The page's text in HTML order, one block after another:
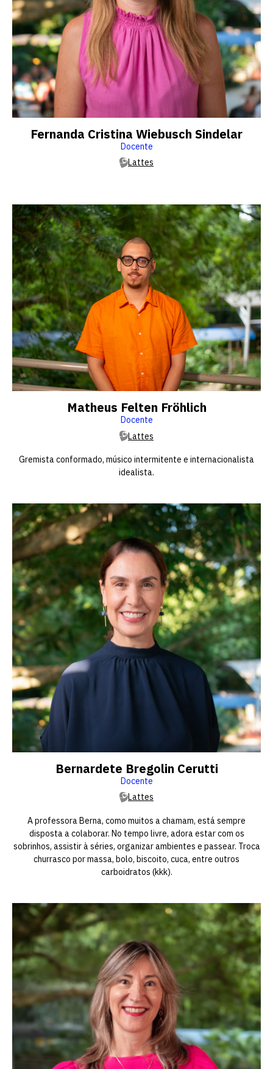
Fernanda Cristina Wiebusch Sindelar
Docente
Lattes
Matheus Felten Fröhlich
Docente
Lattes
Gremista conformado, músico intermitente e internacionalista
idealista.
Bernardete Bregolin Cerutti
Docente
Lattes
A professora Berna, como muitos a chamam, está sempre
disposta a colaborar. No tempo livre, adora estar com os
sobrinhos, assistir à séries, organizar ambientes e passear. Troca
churrasco por massa, bolo, biscoito, cuca, entre outros
carboidratos (kkk).